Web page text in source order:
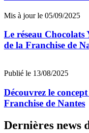
Mis à jour le 05/09/2025
Le réseau Chocolats
de la Franchise de
Publié le 13/08/2025
Découvrez le
Franchise de Nantes
Dernières news